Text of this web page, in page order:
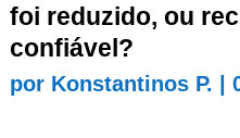
foi reduzido, ou
confiável?
por Konstantinos P. |